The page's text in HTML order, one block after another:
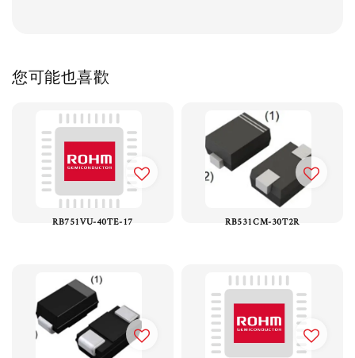
您可能也喜歡
RB751VU-40TE-17 RB531CM-30T2R